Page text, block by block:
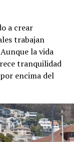
a crear
trabajan
la vida
tranquilidad
encima del